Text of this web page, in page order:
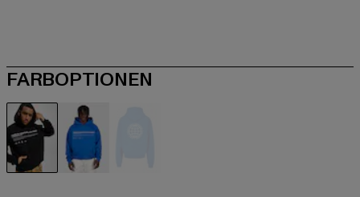
FARBOPTIONEN